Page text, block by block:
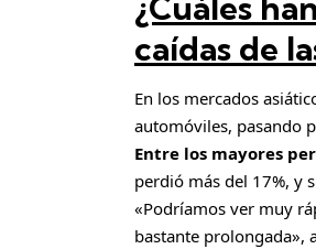
caídas de
En los mercados
automóviles, pasando
Entre los mayores
perdió más del 17%, y
«Podríamos ver muy
bastante prolongada»,